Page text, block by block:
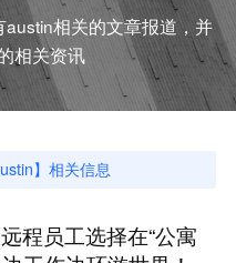
austin相关的文章报道，并
相关资讯
】相关信息
程员工选择在“公寓